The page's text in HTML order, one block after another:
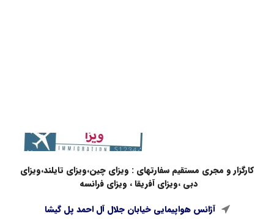
کارگزار و مجری مستقیم سفارتهای : ویزای چین،ویزای تایلند،ویزای
دبی ،ویزای آفریقا ، ویزای فرانسه
آژانس هواپیمایی خیابان جلال آل احمد پل گیشا